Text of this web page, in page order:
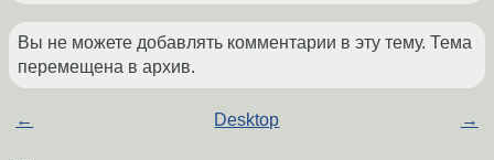
Вы не можете добавлять комментарии в эту тему. Тема
перемещена в архив.
← Desktop →